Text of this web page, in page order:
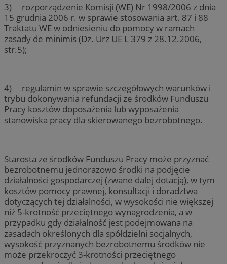
3) rozporządzenie Komisji (WE) Nr 1998/2006 z dnia
15 grudnia 2006 r. w sprawie stosowania art. 87 i 88
Traktatu WE w odniesieniu do pomocy w ramach
zasady de minimis (Dz. Urz UE L 379 z 28.12.2006,
str.5);
4) regulamin w sprawie szczegółowych warunków i
trybu dokonywania refundacji ze środków Funduszu
Pracy kosztów doposażenia lub wyposażenia
stanowiska pracy dla skierowanego bezrobotnego.
Starosta ze środków Funduszu Pracy może przyznać
bezrobotnemu jednorazowo środki na podjęcie
działalności gospodarczej (zwane dalej dotacją), w tym
kosztów pomocy prawnej, konsultacji i doradztwa
dotyczących tej działalności, w wysokości nie większej
niż 5-krotność przeciętnego wynagrodzenia, a w
przypadku gdy działalność jest podejmowana na
zasadach określonych dla spółdzielni socjalnych,
wysokość przyznanych bezrobotnemu środków nie
może przekroczyć 3-krotności przeciętnego